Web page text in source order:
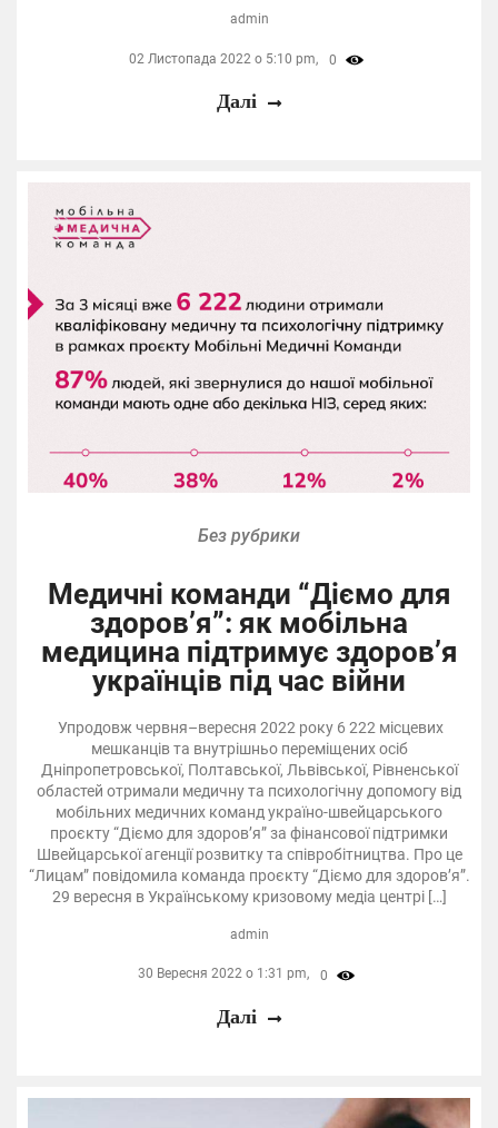
admin
02 Листопада 2022 о 5:10 pm, 0
Далі
Без рубрики
Медичні команди “Діємо для
здоров’я”: як мобільна
медицина підтримує здоров’я
українців під час війни
Упродовж червня–вересня 2022 року 6 222 місцевих
мешканців та внутрішньо переміщених осіб
Дніпропетровської, Полтавської, Львівської, Рівненської
областей отримали медичну та психологічну допомогу від
мобільних медичних команд україно-швейцарського
проєкту “Діємо для здоров’я” за фінансової підтримки
Швейцарської агенції розвитку та співробітництва. Про це
“Лицам” повідомила команда проєкту “Діємо для здоров’я”.
29 вересня в Українському кризовому медіа центрі […]
admin
30 Вересня 2022 о 1:31 pm, 0
Далі